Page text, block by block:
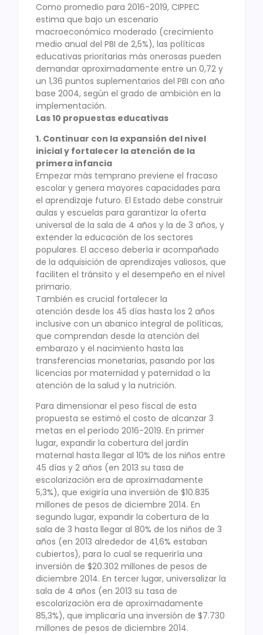
Como promedio para 2016-2019, CIPPEC
estima que bajo un escenario
macroeconómico moderado (crecimiento
medio anual del PBI de 2,5%), las políticas
educativas prioritarias más onerosas pueden
demandar aproximadamente entre un 0,72 y
un 1,36 puntos suplementarios del PBI con año
base 2004, según el grado de ambición en la
implementación.
Las 10 propuestas educativas
1. Continuar con la expansión del nivel
inicial y fortalecer la atención de la
primera infancia
Empezar más temprano previene el fracaso
escolar y genera mayores capacidades para
el aprendizaje futuro. El Estado debe construir
aulas y escuelas para garantizar la oferta
universal de la sala de 4 años y la de 3 años, y
extender la educación de los sectores
populares. El acceso debería ir acompañado
de la adquisición de aprendizajes valiosos, que
faciliten el tránsito y el desempeño en el nivel
primario.
También es crucial fortalecer la
atención desde los 45 días hasta los 2 años
inclusive con un abanico integral de políticas,
que comprendan desde la atención del
embarazo y el nacimiento hasta las
transferencias monetarias, pasando por las
licencias por maternidad y paternidad o la
atención de la salud y la nutrición.
Para dimensionar el peso fiscal de esta
propuesta se estimó el costo de alcanzar 3
metas en el período 2016-2019. En primer
lugar, expandir la cobertura del jardín
maternal hasta llegar al 10% de los niños entre
45 días y 2 años (en 2013 su tasa de
escolarización era de aproximadamente
5,3%), que exigiría una inversión de $10.835
millones de pesos de diciembre 2014. En
segundo lugar, expandir la cobertura de la
sala de 3 hasta llegar al 80% de los niños de 3
años (en 2013 alrededor de 41,6% estaban
cubiertos), para lo cual se requeriría una
inversión de $20.302 millones de pesos de
diciembre 2014. En tercer lugar, universalizar la
sala de 4 años (en 2013 su tasa de
escolarización era de aproximadamente
85,3%), que implicaría una inversión de $7.730
millones de pesos de diciembre 2014.